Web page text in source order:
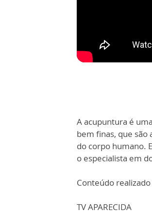
A acupuntura é
bem finas, que são
do corpo humano.
o especialista em
Conteúdo
TV APARECIDA